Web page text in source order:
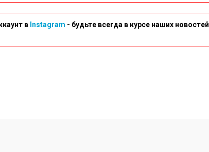
в Instagram - будьте всегда в курсе наших новостей